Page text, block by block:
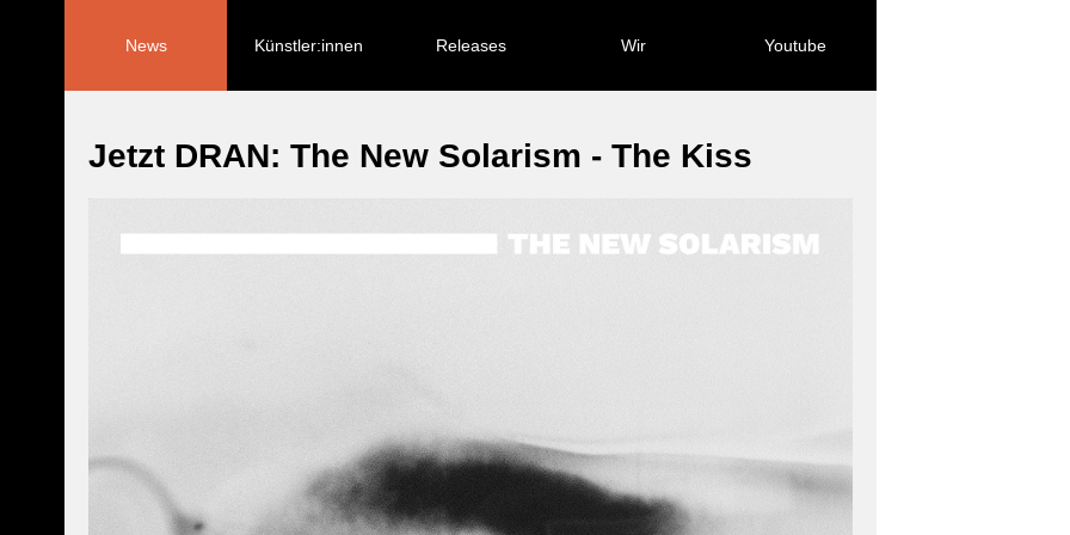
News
Künstler:innen Releases Wir Youtube
Jetzt DRAN: The New Solarism - The Kiss